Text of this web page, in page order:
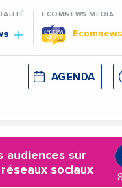
ECOMNEWS MEDIA
CORSE MONACO
AGENDA
audiences sur
sociaux